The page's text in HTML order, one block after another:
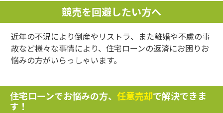
競売を回避したい方へ
近年の不況により倒産やリストラ、また離婚や不慮の事
故など様々な事情により、住宅ローンの返済にお困りお
悩みの方がいらっしゃいます。
住宅ローンでお悩みの方、 任意売却で解決できま
す！